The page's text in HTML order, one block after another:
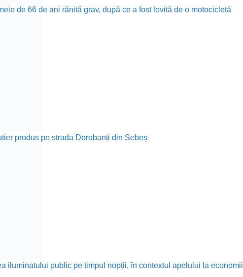
de 66 de ani rănită grav, după ce a fost lovită de o motocicletă
produs pe strada Dorobanți din Sebeș
iluminatului public pe timpul nopții, în contextul apelului la economii